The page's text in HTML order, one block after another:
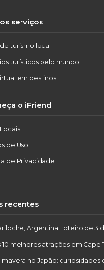
serviços
de turismo local
turísticos pelo mundo
em destinos
o iFriend
de Uso
de Privacidade
recentes
Argentina: roteiro de 3
10 melhores atrações em Cape
no Japão: curiosidades